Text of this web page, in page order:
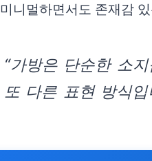
미니멀하면서도 존재감
“가방은 단순한 소
또 다른 표현 방식입